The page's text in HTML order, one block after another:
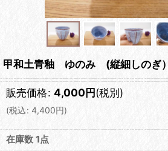
甲和土青釉 ゆのみ (縦細しのぎ
販売価格: 4,000円(税別)
(税込: 4,400円)
在庫数 1点